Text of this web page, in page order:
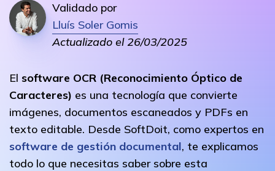
Validado por
Lluís Soler Gomis
Actualizado el 26/03/2025
El software OCR (Reconocimiento Óptico de
Caracteres) es una tecnología que convierte
imágenes, documentos escaneados y PDFs en
texto editable. Desde SoftDoit, como expertos en
software de gestión documental, te explicamos
todo lo que necesitas saber sobre esta